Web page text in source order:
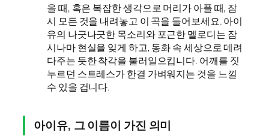
을 때, 혹은 복잡한 생각으로 머리가 아플 때, 잠
시 모든 것을 내려놓고 이 곡을 들어보세요. 아이
유의 나긋나긋한 목소리와 포근한 멜로디는 잠
시나마 현실을 잊게 하고, 동화 속 세상으로 데려
다주는 듯한 착각을 불러일으킵니다. 어깨를 짓
누르던 스트레스가 한결 가벼워지는 것을 느낄
수 있을 겁니다.
아이유, 그 이름이 가진 의미